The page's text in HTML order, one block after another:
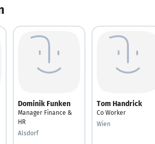
Dominik Funken
Manager Finance &
HR
Alsdorf
Tom Handrick
Co Worker
Wien